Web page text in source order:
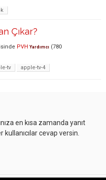
Çıkar?
PVH Yardımcı (780
tv apple-tv-4
en kısa zamanda yanıt
cevap versin.